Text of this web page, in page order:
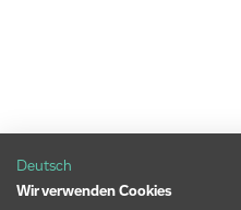
Deutsch
Wir verwenden Cookies